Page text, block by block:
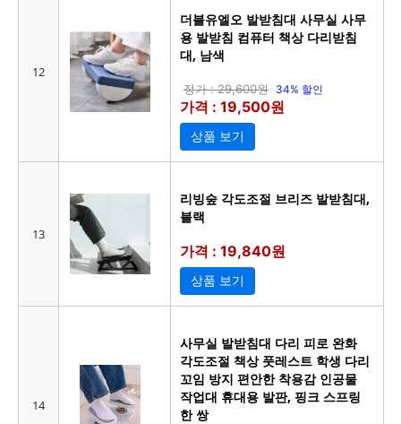
12
더블유엘오 발받침대 사무실 사무
용 발받침 컴퓨터 책상 다리받침
대, 남색
정가 : 29,600원 34% 할인
가격 : 19,500원
상품 보기
13
리빙숲 각도조절 브리즈 발받침대,
블랙
가격 : 19,840원
상품 보기
14
사무실 발받침대 다리 피로 완화
각도조절 책상 풋레스트 학생 다리
꼬임 방지 편안한 착용감 인공물
작업대 휴대용 발판, 핑크 스프링
한 쌍